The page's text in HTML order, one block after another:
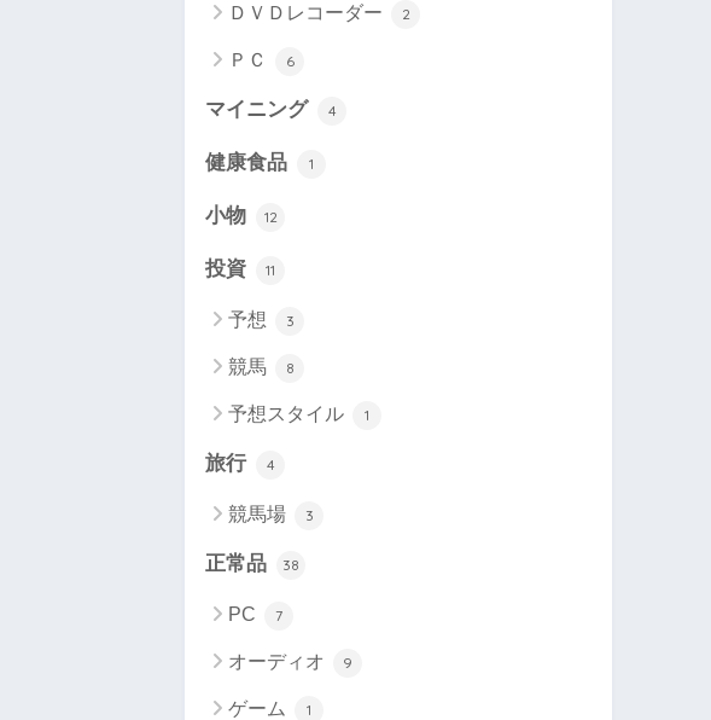
ＤＶＤレコーダー 2
ＰＣ 6
マイニング 4
健康食品 1
小物 12
投資 11
予想 3
競馬 8
予想スタイル 1
旅行 4
競馬場 3
正常品 38
PC 7
オーディオ 9
ゲーム 1